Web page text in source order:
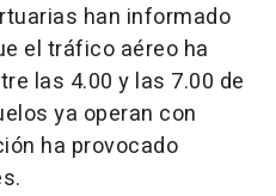
han informado
el tráfico aéreo ha
las 4.00 y las 7.00 de
ya operan con
ha provocado